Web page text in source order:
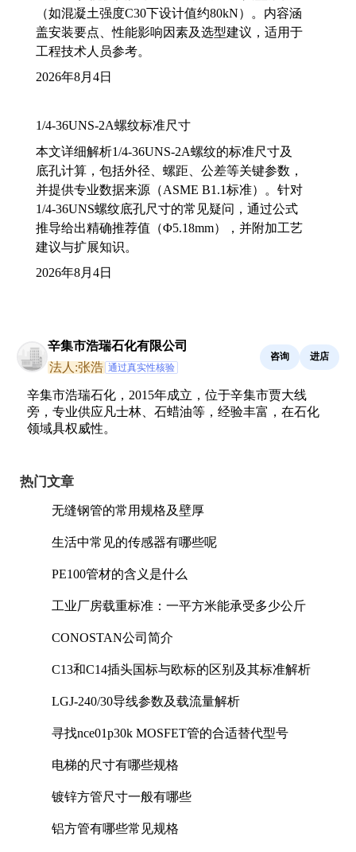
（如混凝土强度C30下设计值约80kN）。内容涵
盖安装要点、性能影响因素及选型建议，适用于
工程技术人员参考。
2026年8月4日
1/4-36UNS-2A螺纹标准尺寸
本文详细解析1/4-36UNS-2A螺纹的标准尺寸及
底孔计算，包括外径、螺距、公差等关键参数，
并提供专业数据来源（ASME B1.1标准）。针对
1/4-36UNS螺纹底孔尺寸的常见疑问，通过公式
推导给出精确推荐值（Φ5.18mm），并附加工艺
建议与扩展知识。
2026年8月4日
辛集市浩瑞石化有限公司
法人:张浩 通过真实性核验
咨询 进店
辛集市浩瑞石化，2015年成立，位于辛集市贾大线
旁，专业供应凡士林、石蜡油等，经验丰富，在石化
领域具权威性。
热门文章
无缝钢管的常用规格及壁厚
生活中常见的传感器有哪些呢
PE100管材的含义是什么
工业厂房载重标准：一平方米能承受多少公斤
CONOSTAN公司简介
C13和C14插头国标与欧标的区别及其标准解析
LGJ-240/30导线参数及载流量解析
寻找nce01p30k MOSFET管的合适替代型号
电梯的尺寸有哪些规格
镀锌方管尺寸一般有哪些
铝方管有哪些常见规格